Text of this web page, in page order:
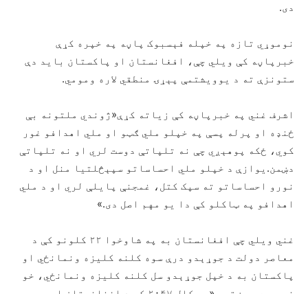
دی.
نوموړي تازه په خپله فېسبوک پاڼه په خپره کړې
خبرپاڼه کې ویلي چې، افغانستان او پاکستان باید دې
ستونزې ته د یوویشتمې پېړۍ منطقي لاره ومومي.
اشرف غني په خبرپاڼه کې زیاته کړې«ژوندي ملتونه بې‌
ځنډه او پرله ‌پسې په خپلو ملي ګټو او ملي اهدافو غور
کوي، ځکه پوهېږي چې نه تلپاتې دوست لري او نه تلپاتې
دښمن.یوازې د خپلو ملي احساساتو سپېڅلتیا منل او د
نورو احساساتو ته سپک کتل، غمجنې پایلې لري او د ملي
اهدافو په ټاکلو کې دا یو مهم اصل دی.»
غني ویلي چې افغانستان به په شاوخوا ۲۲ کلونو کې د
معاصر دولت د جوړېدو درې سوه کلنه کلیزه ونمانځي او
پاکستان به د خپل جوړېدو سل کلنه کلیزه ونمانځي، خو